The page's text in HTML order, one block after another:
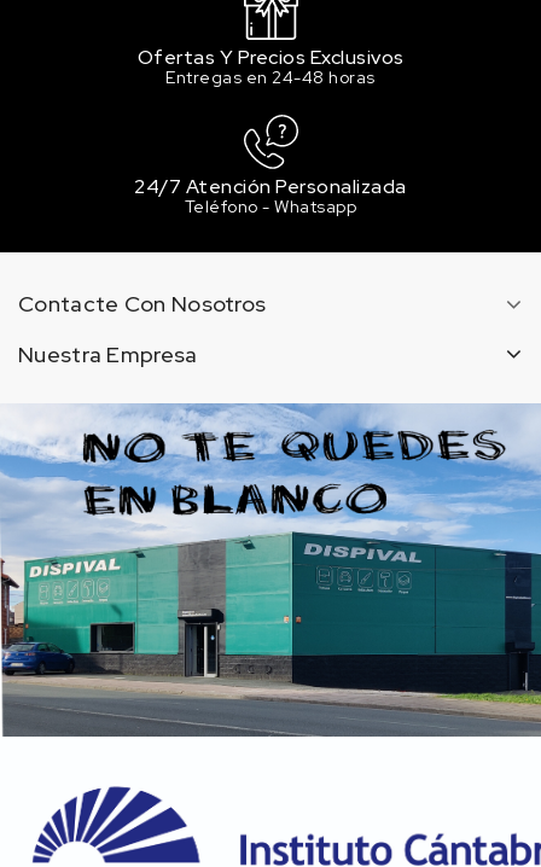
Ofertas Y Precios Exclusivos
Entregas en 24-48 horas
24/7 Atención Personalizada
Teléfono - Whatsapp
Contacte Con Nosotros
Nuestra Empresa